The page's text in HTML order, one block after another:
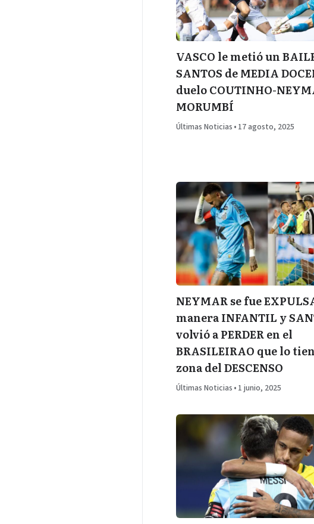
VASCO le metió un
SANTOS de MEDIA
duelo COUTINHO-
MORUMBÍ
Últimas Noticias • 17 agosto, 2025
NEYMAR se fue
manera INFANTIL y
volvió a PERDER en el
BRASILEIRAO que lo
zona del DESCENSO
Últimas Noticias • 1 junio, 2025